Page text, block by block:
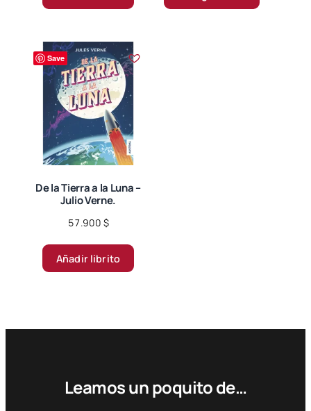
Save
De la Tierra a la Luna –
Julio Verne.
57.900 $
Añadir librito
Leamos un poquito de…